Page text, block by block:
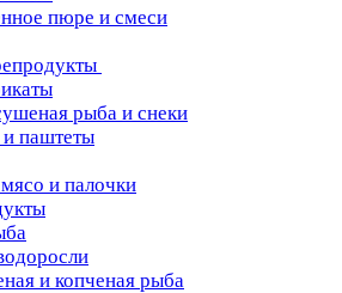
пюре и смеси
рыба и снеки
паштеты
и палочки
и копченая рыба